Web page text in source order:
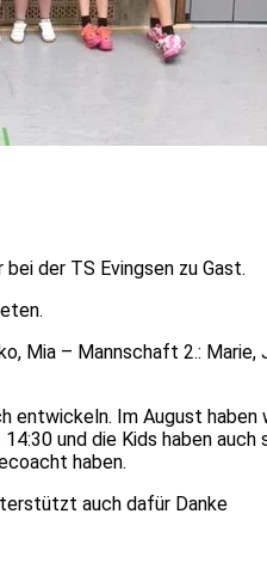
der TS Evingsen zu Gast.
Mia – Mannschaft 2.:
entwickeln. Im August
und die Kids haben
haben.
auch dafür Danke